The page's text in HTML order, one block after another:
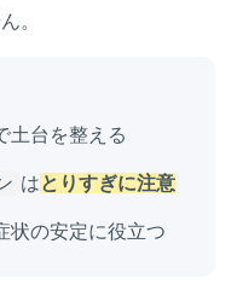
。
土台を整える
はとりすぎに注意
状の安定に役立つ